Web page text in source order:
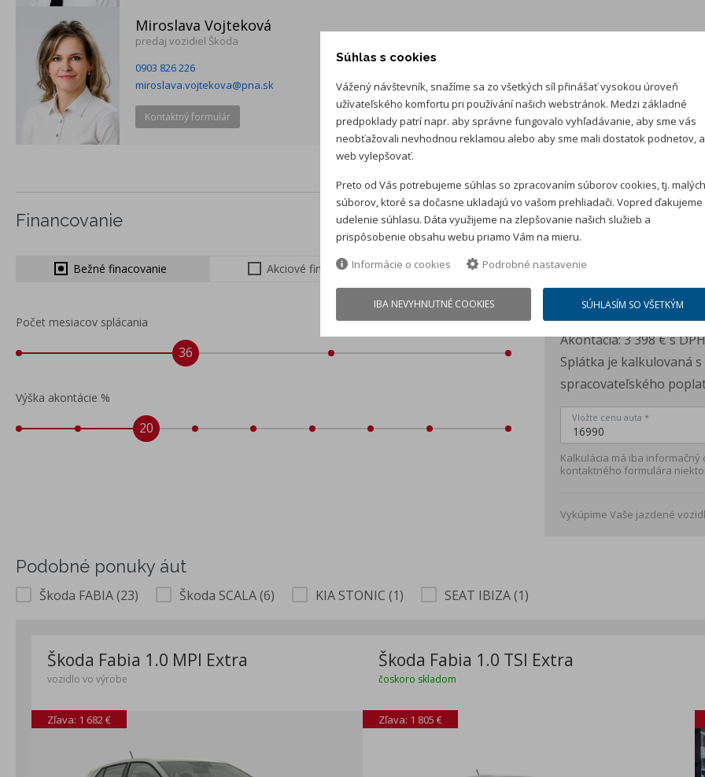
Miroslava Vojteková
predaj vozidiel Škoda
0903 826 226
miroslava.vojtekova@pna.sk
Kontaktný formulár
Financovanie
Bežné finacovanie Akciové financovanie (zvýhodnený úrok)
Počet mesiacov splácania
36
Výška akontácie %
20
Mesačná
Cena auta:16 990 €s
Akontácia:3 398 €s DPH
Splátka je kalkulovaná
spracovateľského
Vložte cenu auta *
Kalkulácia má iba
kontaktného formulára
Vykúpime Vaše jazdené
Podobné ponuky áut
Škoda FABIA (23) Škoda SCALA (6) KIA STONIC (1) SEAT IBIZA (1)
Škoda Fabia 1.0 MPI Extra
vozidlo vo výrobe
Zľava: 1 682 €
Škoda Fabia 1.0 TSI Extra
čoskoro skladom
Zľava: 1 805 €
Súhlas s cookies
Vážený návštevník, snažíme sa zo všetkých síl přinášať vysokou úroveň
užívateľského komfortu pri používání našich webstránok. Medzi základné
predpoklady patrí napr. aby správne fungovalo vyhľadávanie, aby sme vás
neobťažovali nevhodnou reklamou alebo aby sme mali dostatok podnetov,
web vylepšovať.
Preto od Vás potrebujeme súhlas so zpracovaním súborov cookies, tj. malých
súborov, ktoré sa dočasne ukladajú vo vašom prehliadači. Vopred ďakujeme
udelenie súhlasu. Dáta využijeme na zlepšovanie našich služieb a
prispôsobenie obsahu webu priamo Vám na mieru.
Informácie o cookies
Podrobné nastavenie
IBA NEVYHNUTNÉ COOKIES SÚHLASÍM SO VŠETKÝM